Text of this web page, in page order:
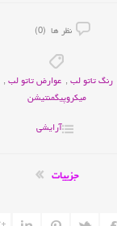
نظر ها (0)
رنگ تاتو لب, عوارض تاتو لب,
میکروپیگمنتیشن
آرایشی
جزییات